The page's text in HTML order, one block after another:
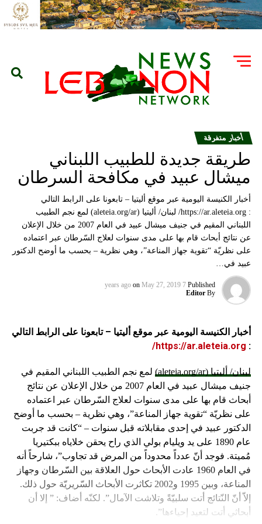
أخبار متفرقة
طريقة جديدة للطبيب اللبناني
ميشال عبيد في مكافحة السرطان
أخبار الكنيسة اليومية عبر موقع أليتيا – تابعونا على الرابط التالي
: https://ar.aleteia.org/ لبنان/ أليتيا (aleteia.org/ar) لمع نجم الطبيب
اللبناني المقيم في جنيف ميشال عبيد في العام 2007 من خلال الإعلان
عن نتائج أبحاث قام بها على مدى سنوات لعلاج السّرطان عبر اعتماده
على نظريّة “تقوية جهاز المناعة”، وهي نظرية – بحسب ما أوضح الدكتور
عبيد في…
Published
7 years ago
on May 27, 2019
By
Editor
أخبار الكنيسة اليومية عبر موقع أليتيا – تابعونا على الرابط التالي
:
https://ar.aleteia.org/
لبنان/ أليتيا (aleteia.org/ar)
لمع نجم الطبيب اللبناني المقيم في
جنيف ميشال عبيد في العام 2007 من خلال الإعلان عن نتائج
أبحاث قام بها على مدى سنوات لعلاج السّرطان عبر اعتماده
على نظريّة “تقوية جهاز المناعة”، وهي نظرية – بحسب ما أوضح
الدكتور عبيد في إحدى مقابلاته قبل سنوات – “كانت قد جربت
عام 1890 على يد ويليام بولي الذي راح يحقن خلاياه ببكتيريا
مُميتة. فوجد أنّ عدداً محدوداً من المرض قد تجاوب”، شارحاً أنه
في العام 1960 عادت الأبحاث حول العلاقة بين السّرطان وجهاز
المناعة، وبين 1995 و2002 تكاثرت الأبحاث السّريريّة حول ذلك.
إلاّ أنّ النّتائج أتت سلبيّةً وتلاشت الآمال”. لكنّه أضاف: ” إلا أن
أبحاثي أتت لتعيد إحياءها”.